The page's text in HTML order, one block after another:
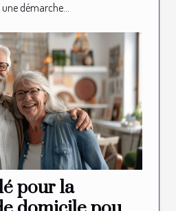
démarche...
pour la